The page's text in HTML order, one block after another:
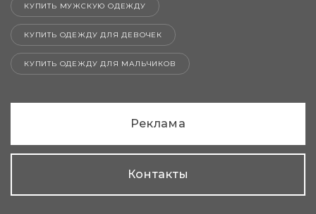
КУПИТЬ МУЖСКУЮ ОДЕЖДУ
КУПИТЬ ОДЕЖДУ ДЛЯ ДЕВОЧЕК
КУПИТЬ ОДЕЖДУ ДЛЯ МАЛЬЧИКОВ
Реклама
Контакты